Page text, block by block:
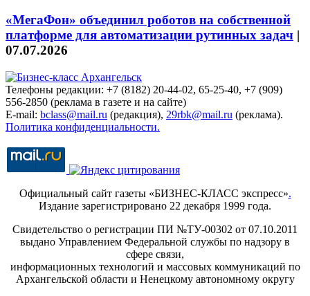
«МегаФон» объединил роботов на собственной
платформе для автоматизации рутинных задач |
07.07.2026
Телефоны редакции: +7 (8182) 20-44-02, 65-25-40, +7 (909)
556-2850 (реклама в газете и на сайте)
E-mail: bclass@mail.ru (редакция), 29rbk@mail.ru (реклама).
Политика конфиденциальности.
Официальный сайт газеты «БИЗНЕС-КЛАСС экспресс».
Издание зарегистрировано 22 декабря 1999 года.
Свидетельство о регистрации ПИ №ТУ-00302 от 07.10.2011
выдано Управлением Федеральной службы по надзору в
сфере связи,
информационных технологий и массовых коммуникаций по
Архангельской области и Ненецкому автономному округу